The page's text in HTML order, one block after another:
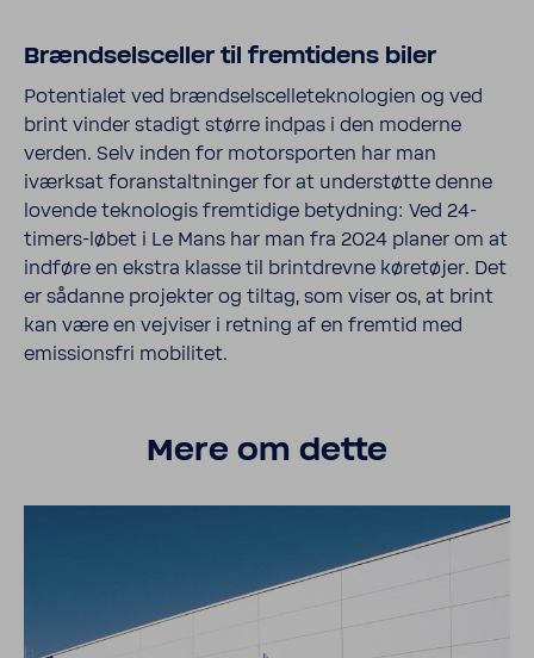
Brændsels­celler til fremti­dens biler
Poten­tialet ved brændsels­cel­lete­knolo­gien og ved
brint vinder stadigt større indpas i den moderne
verden. Selv inden for motor­sporten har man
iværksat foranstalt­ninger for at understøtte denne
lovende teknol­ogis frem­tidige betyd­ning: Ved 24-​
timers-løbet i Le Mans har man fra 2024 planer om at
indføre en ekstra klasse til brint­drevne køretøjer. Det
er sådanne projekter og tiltag, som viser os, at brint
kan være en vejviser i retning af en fremtid med
emis­sionsfri mobilitet.
Mere om dette